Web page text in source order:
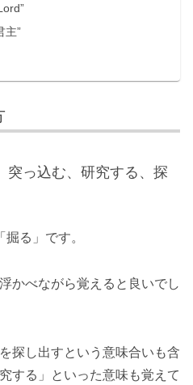
主”
突っ込む、研究する、探
掘る」です。
かべながら覚えると良いでし
探し出すという意味合いも含
する」といった意味も覚えて